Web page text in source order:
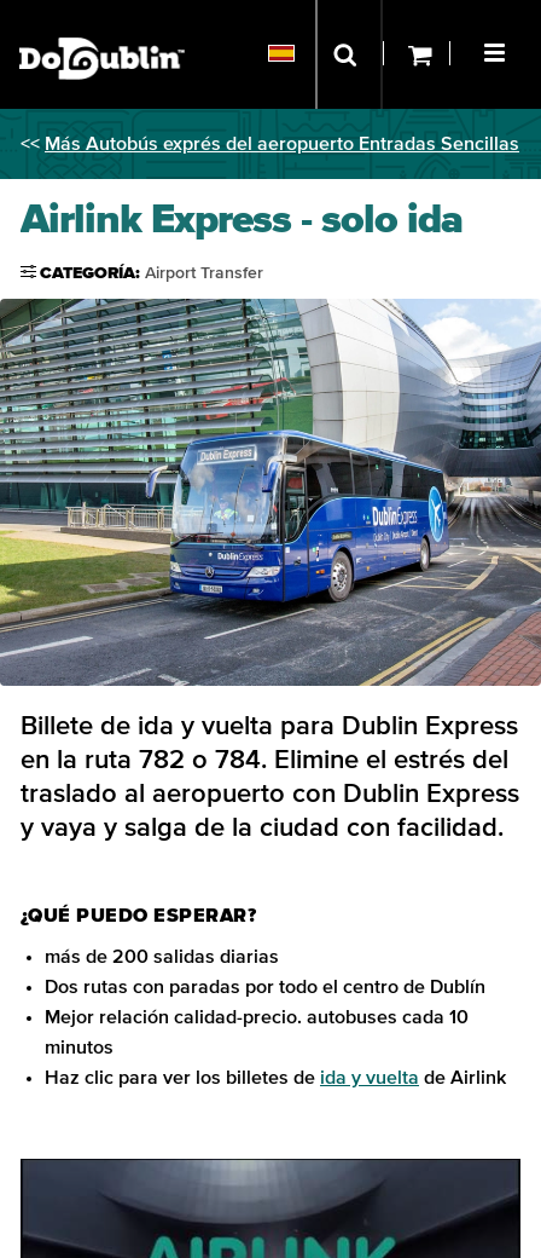
<< Más Autobús exprés del aeropuerto Entradas Sencillas
Airlink Express - solo ida
CATEGORÍA: Airport Transfer
Billete de ida y vuelta para Dublin Express
en la ruta 782 o 784. Elimine el estrés del
traslado al aeropuerto con Dublin Express
y vaya y salga de la ciudad con facilidad.
¿QUÉ PUEDO ESPERAR?
más de 200 salidas diarias
Dos rutas con paradas por todo el centro de Dublín
Mejor relación calidad-precio. autobuses cada 10
minutos
Haz clic para ver los billetes de ida y vuelta de Airlink